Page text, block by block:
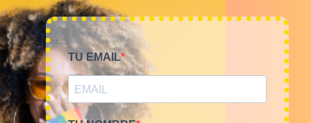
PRIMAVERA-VERANO
Bala 45 Kilos camisas
hawaianas 23€/kg
Mix de camisas franela
12€/kg
TU EMAIL